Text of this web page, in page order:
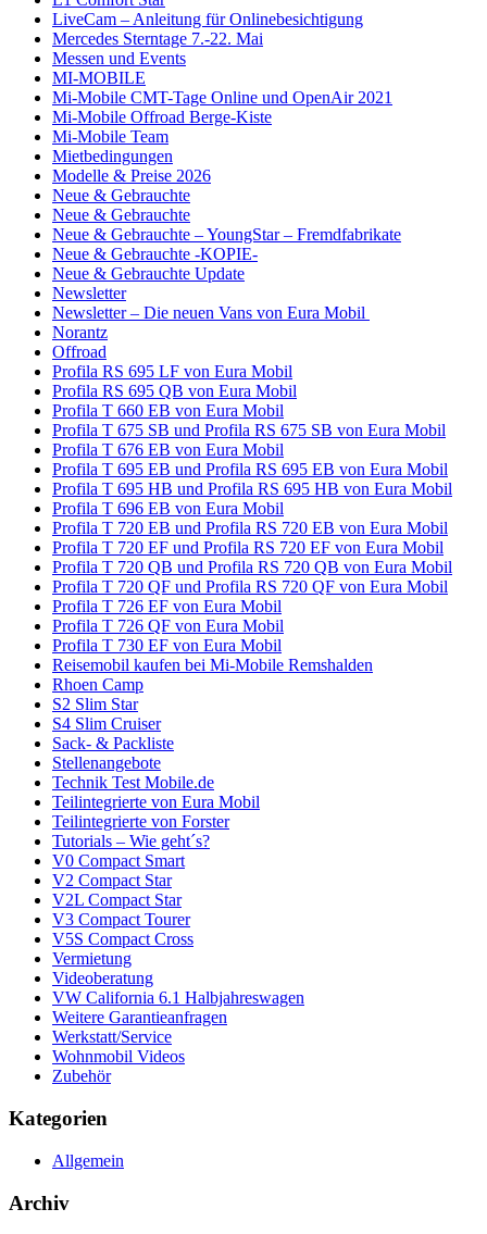
LiveCam – Anleitung für Onlinebesichtigung
Mercedes Sterntage 7.-22. Mai
Messen und Events
MI-MOBILE
Mi-Mobile CMT-Tage Online und OpenAir 2021
Mi-Mobile Offroad Berge-Kiste
Mi-Mobile Team
Mietbedingungen
Modelle & Preise 2026
Neue & Gebrauchte
Neue & Gebrauchte
Neue & Gebrauchte – YoungStar – Fremdfabrikate
Neue & Gebrauchte -KOPIE-
Neue & Gebrauchte Update
Newsletter
Newsletter – Die neuen Vans von Eura Mobil
Norantz
Offroad
Profila RS 695 LF von Eura Mobil
Profila RS 695 QB von Eura Mobil
Profila T 660 EB von Eura Mobil
Profila T 675 SB und Profila RS 675 SB von Eura Mobil
Profila T 676 EB von Eura Mobil
Profila T 695 EB und Profila RS 695 EB von Eura Mobil
Profila T 695 HB und Profila RS 695 HB von Eura Mobil
Profila T 696 EB von Eura Mobil
Profila T 720 EB und Profila RS 720 EB von Eura Mobil
Profila T 720 EF und Profila RS 720 EF von Eura Mobil
Profila T 720 QB und Profila RS 720 QB von Eura Mobil
Profila T 720 QF und Profila RS 720 QF von Eura Mobil
Profila T 726 EF von Eura Mobil
Profila T 726 QF von Eura Mobil
Profila T 730 EF von Eura Mobil
Reisemobil kaufen bei Mi-Mobile Remshalden
Rhoen Camp
S2 Slim Star
S4 Slim Cruiser
Sack- & Packliste
Stellenangebote
Technik Test Mobile.de
Teilintegrierte von Eura Mobil
Teilintegrierte von Forster
Tutorials – Wie geht´s?
V0 Compact Smart
V2 Compact Star
V2L Compact Star
V3 Compact Tourer
V5S Compact Cross
Vermietung
Videoberatung
VW California 6.1 Halbjahreswagen
Weitere Garantieanfragen
Werkstatt/Service
Wohnmobil Videos
Zubehör
Kategorien
Allgemein
Archiv